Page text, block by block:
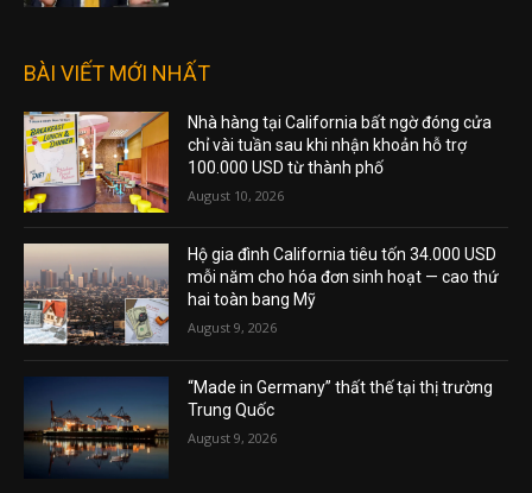
BÀI VIẾT MỚI NHẤT
Nhà hàng tại California bất ngờ đóng cửa
chỉ vài tuần sau khi nhận khoản hỗ trợ
100.000 USD từ thành phố
August 10, 2026
Hộ gia đình California tiêu tốn 34.000 USD
mỗi năm cho hóa đơn sinh hoạt — cao thứ
hai toàn bang Mỹ
August 9, 2026
“Made in Germany” thất thế tại thị trường
Trung Quốc
August 9, 2026